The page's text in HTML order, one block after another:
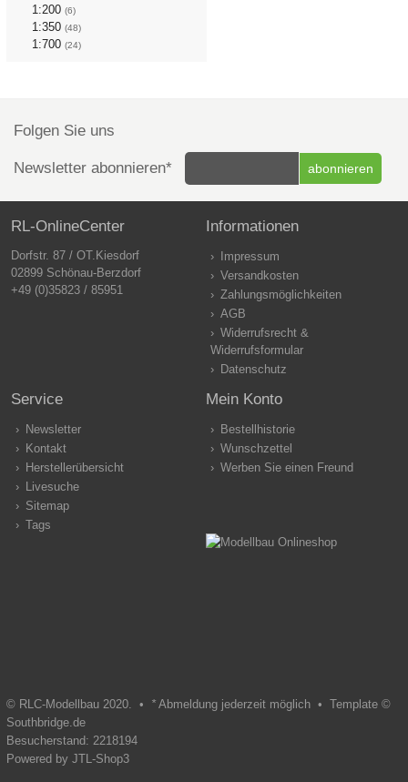
1:200 (6)
1:350 (48)
1:700 (24)
Folgen Sie uns
Newsletter abonnieren*
RL-OnlineCenter
Dorfstr. 87 / OT.Kiesdorf
02899 Schönau-Berzdorf
+49 (0)35823 / 85951
Informationen
Impressum
Versandkosten
Zahlungsmöglichkeiten
AGB
Widerrufsrecht &
Widerrufsformular
Datenschutz
Service
Newsletter
Kontakt
Herstellerübersicht
Livesuche
Sitemap
Tags
Mein Konto
Bestellhistorie
Wunschzettel
Werben Sie einen Freund
© RLC-Modellbau 2020. • *Abmeldung jederzeit möglich • Template ©
Southbridge.de
Besucherstand: 2218194
Powered by JTL-Shop3